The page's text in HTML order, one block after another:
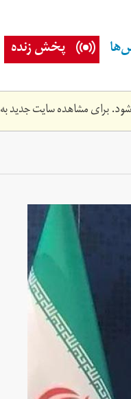
پخش زنده
برای مشاهده سایت جدید به